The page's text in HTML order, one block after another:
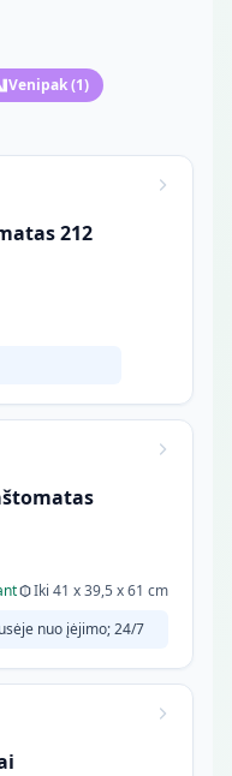
Venipak(1)
212
Iki 41 x 39,5 x 61 cm
nuo įėjimo; 24/7